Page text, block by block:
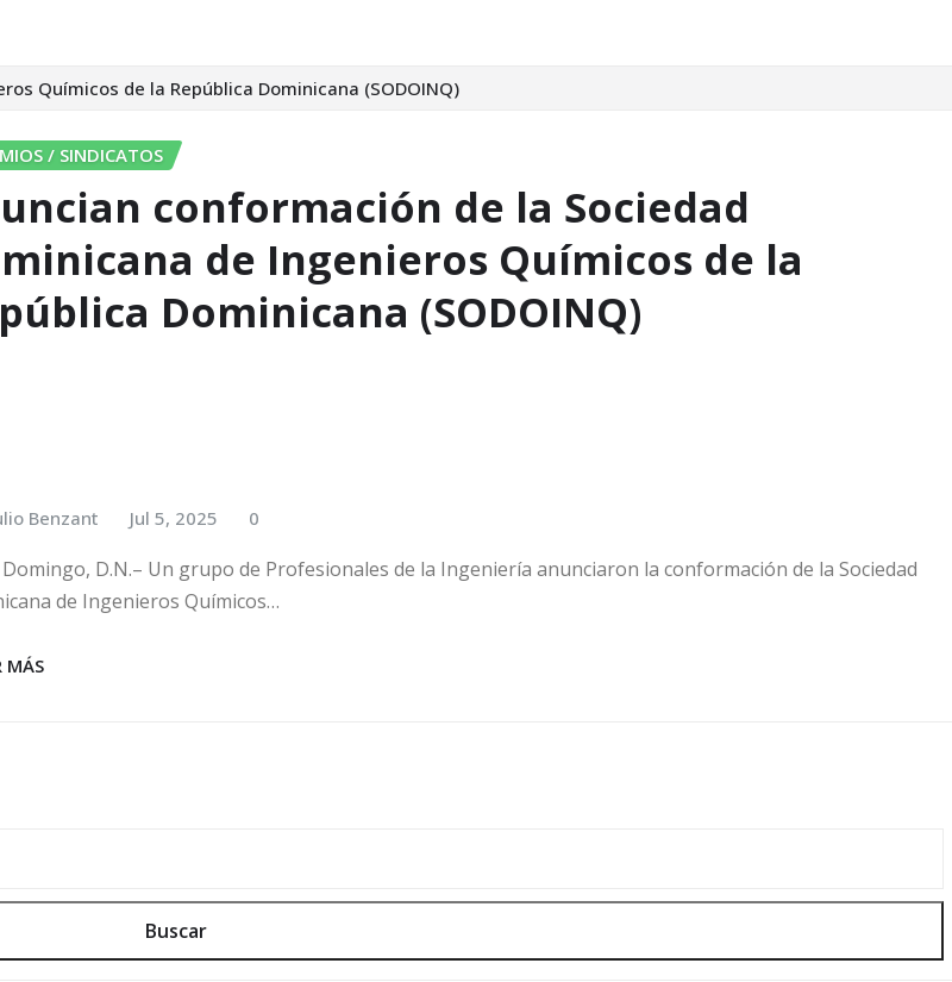
Químicos de la República Dominicana (SODOINQ)
/ SINDICATOS
conformación de la Sociedad
de Ingenieros Químicos de la
Dominicana (SODOINQ)
Benzant Jul 5, 2025 0
D.N.– Un grupo de Profesionales de la Ingeniería anunciaron la conformación de la Sociedad
de Ingenieros Químicos…
MÁS
Buscar